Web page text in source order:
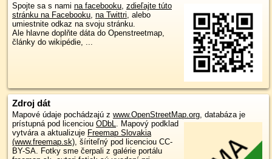
Spojte sa s nami na facebooku, zdieľajte túto
stránku na Facebooku, na Twittri, alebo
umiestnite odkaz na svoju stránku.
Ale hlavne doplňte dáta do Openstreetmap,
články do wikipédie, ...
Zdroj dát
Mapové údaje pochádzajú z www.OpenStreetMap.org, databáza je
prístupná pod licenciou ODbL. Mapový podklad
vytvára a aktualizuje Freemap Slovakia
(www.freemap.sk), šíriteľný pod licenciou CC-
BY-SA. Fotky sme čerpali z galérie portálu